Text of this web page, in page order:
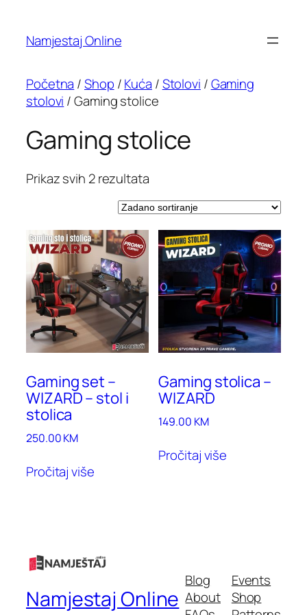
Namjestaj Online
Početna /Shop /Kuća /Stolovi /Gaming
stolovi / Gaming stolice
Gaming stolice
Prikaz svih 2 rezultata
Gaming set –
WIZARD – stol i
stolica
250.00KM
Pročitaj više
Gaming stolica –
WIZARD
149.00 KM
Pročitaj više
Namjestaj Online
Blog
About
Events
Shop